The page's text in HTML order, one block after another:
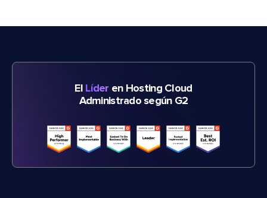
El Líder en Hosting Cloud
Administrado según G2